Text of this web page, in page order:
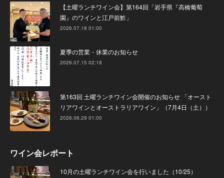
【土曜ランチワイン会】第164回「岩手県『高橋葡萄
園』のワインと江戸前鮓」
2026.07.18 01:00
夏季の営業・休業のお知らせ
2026.07.15 02:18
第163回 土曜ランチワイン会開催のお知らせ 「オースト
リアワインとオーストラリアワイン」（7月4日（土））
2026.06.29 01:00
ワイン会レポート
10月の土曜ランチワイン会を行いました（10/25）